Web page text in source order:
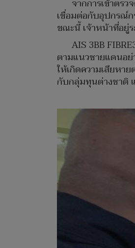
จากการเข้าตร
เชื่อมต่อกับอุปกรณ์
ขณะนี้ เจ้าหน้าที่อยู่
AIS 3BB
ตามแนวชายแดนอ
ให้เกิดความเสียหา
กับกลุ่มทุนต่างชาติ